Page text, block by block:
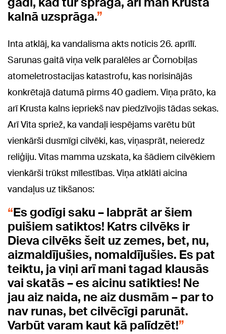
kalnā uzsprāga.
Inta atklāj, ka vandalisma akts noticis 26. aprīlī.
Sarunas gaitā viņa velk paralēles ar Čornobiļas
atomeletrostacijas katastrofu, kas norisinājās
konkrētajā datumā pirms 40 gadiem. Viņa prāto, ka
arī Krusta kalns iepriekš nav piedzīvojis tādas sekas.
Arī Vita spriež, ka vandaļi iespējams varētu būt
vienkārši dusmīgi cilvēki, kas, viņasprāt, neieredz
reliģiju. Vitas mamma uzskata, ka šādiem cilvēkiem
vienkārši trūkst mīlestības. Viņa atklāti aicina
vandaļus uz tikšanos:
Es godīgi saku – labprāt ar šiem
puišiem satiktos! Katrs cilvēks ir
Dieva cilvēks šeit uz zemes, bet, nu,
aizmaldījušies, nomaldījušies. Es pat
teiktu, ja viņi arī mani tagad klausās
vai skatās – es aicinu satikties! Ne
jau aiz naida, ne aiz dusmām – par to
nav runas, bet cilvēcīgi parunāt.
Varbūt varam kaut kā palīdzēt!